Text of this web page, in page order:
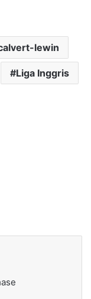
lewin
Liga Inggris